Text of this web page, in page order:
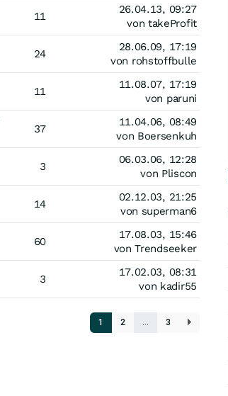
11
26.04.13, 09:27
von takeProfit
24
28.06.09, 17:19
von rohstoffbulle
11
11.08.07, 17:19
von paruni
37
11.04.06, 08:49
von Boersenkuh
3
06.03.06, 12:28
von Pliscon
14
02.12.03, 21:25
von superman6
60
17.08.03, 15:46
von Trendseeker
3
17.02.03, 08:31
von kadir55
1 2 … 3